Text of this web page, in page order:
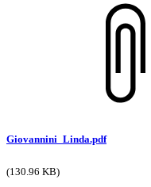
Giovannini_Linda.pdf
(130.96 KB)